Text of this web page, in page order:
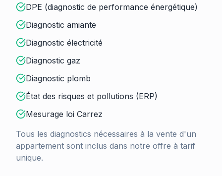
DPE (diagnostic de performance énergétique)
Diagnostic amiante
Diagnostic électricité
Diagnostic gaz
Diagnostic plomb
État des risques et pollutions (ERP)
Mesurage loi Carrez
Tous les diagnostics nécessaires à la vente d'un
appartement sont inclus dans notre offre à tarif
unique.